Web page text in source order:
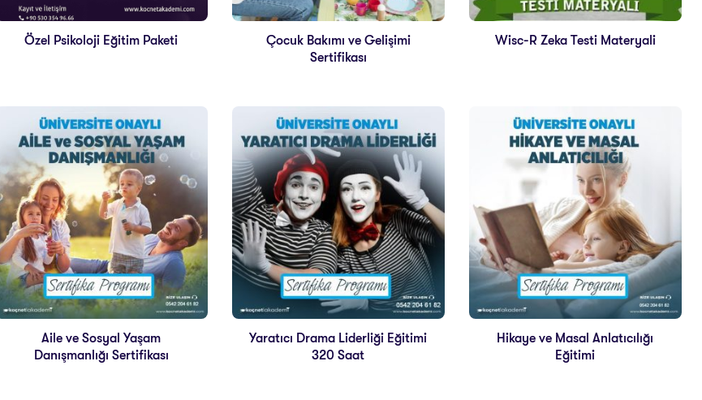
Özel Psikoloji Eğitim Paketi
Çocuk Bakımı ve Gelişimi
Sertifikası
Wisc-R Zeka Testi Materyali
Aile ve Sosyal Yaşam
Danışmanlığı Sertifikası
Yaratıcı Drama Liderliği Eğitimi
320 Saat
Hikaye ve Masal Anlatıcılığı
Eğitimi